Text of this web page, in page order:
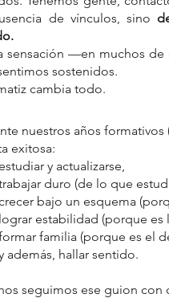
arquetipos
de vínculos, sino
sensación —en muchos
sostenidos.
cambia todo.
nuestros años
exitosa:
y actualizarse,
duro (de lo que
bajo un esquema
lograr estabilidad (porque es
familia (porque es el
además, hallar sentido.
seguimos ese guion con